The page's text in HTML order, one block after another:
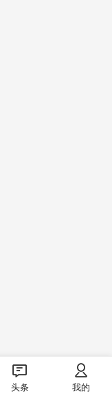
头条 我的